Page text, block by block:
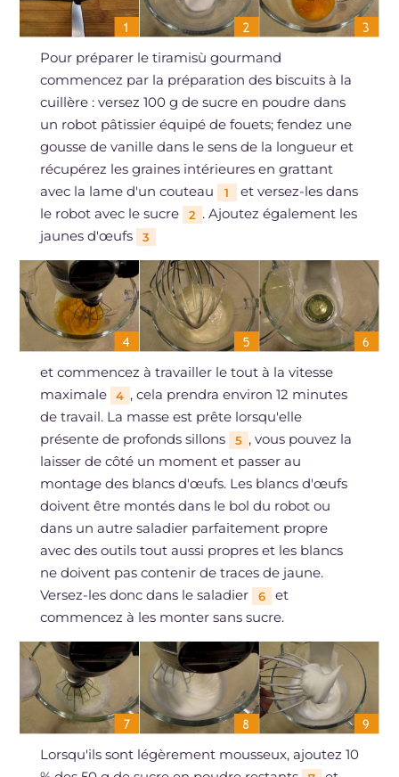
Pour préparer le tiramisù gourmand
commencez par la préparation des biscuits à la
cuillère : versez 100 g de sucre en poudre dans
un robot pâtissier équipé de fouets; fendez une
gousse de vanille dans le sens de la longueur et
récupérez les graines intérieures en grattant
avec la lame d'un couteau
1
et versez-les dans
le robot avec le sucre
2 . Ajoutez également les
jaunes d'œufs
3
et commencez à travailler le tout à la vitesse
maximale
4 , cela prendra environ 12 minutes
de travail. La masse est prête lorsqu'elle
présente de profonds sillons
5 , vous pouvez la
laisser de côté un moment et passer au
montage des blancs d'œufs. Les blancs d'œufs
doivent être montés dans le bol du robot ou
dans un autre saladier parfaitement propre
avec des outils tout aussi propres et les blancs
ne doivent pas contenir de traces de jaune.
Versez-les donc dans le saladier
6
et
commencez à les monter sans sucre.
Lorsqu'ils sont légèrement mousseux, ajoutez 10